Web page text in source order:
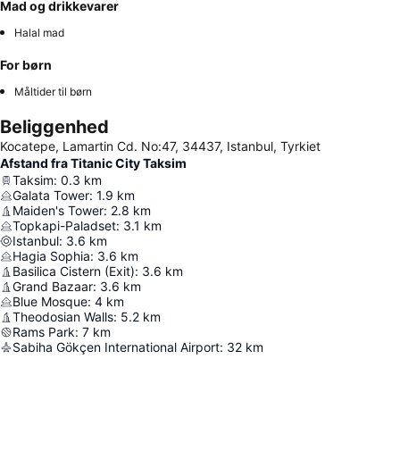
Mad og drikkevarer
Halal mad
For børn
Måltider til børn
Beliggenhed
Kocatepe, Lamartin Cd. No:47, 34437, Istanbul, Tyrkiet
Afstand fra Titanic City Taksim
Taksim: 0.3 km
Galata Tower: 1.9 km
Maiden's Tower: 2.8 km
Topkapi-Paladset: 3.1 km
Istanbul: 3.6 km
Hagia Sophia: 3.6 km
Basilica Cistern (Exit): 3.6 km
Grand Bazaar: 3.6 km
Blue Mosque: 4 km
Theodosian Walls: 5.2 km
Rams Park: 7 km
Sabiha Gökçen International Airport: 32 km